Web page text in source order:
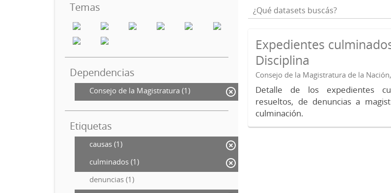
Temas
Dependencias
Consejo de la Magistratura (1)
Etiquetas
causas (1)
culminados (1)
denuncias (1)
Expedientes
Disciplina
Consejo de la Magistratura de la
Detalle de los expedientes
resueltos, de denuncias a
culminación.